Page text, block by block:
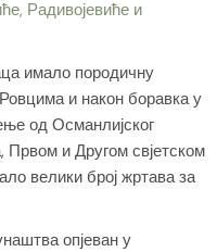
Радивојевиће и
имало породичну
Ровцима и након боравка у
од Османлијског
и Другом свјетском
велики број жртава за
опјеван у